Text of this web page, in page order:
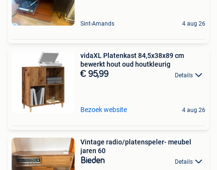
Sint-Amands 4 aug 26
vidaXL Platenkast 84,5x38x89 cm
bewerkt hout oud houtkleurig
€ 95,99 Details
Bezoek website 4 aug 26
Vintage radio/platenspeler- meubel
jaren 60
Bieden Details